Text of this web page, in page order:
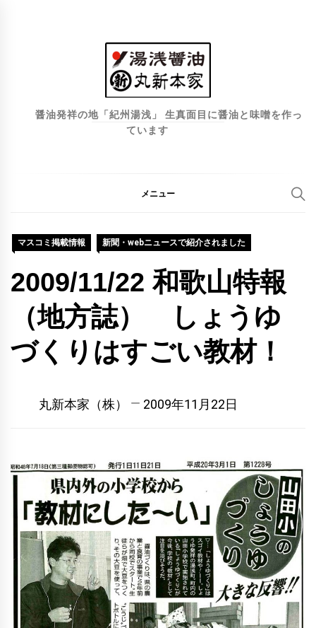
醤油発祥の地「紀州湯浅」 生真面目に醤油と味噌を作っ
ています
メニュー
マスコミ掲載情報 新聞・webニュースで紹介されました
2009/11/22 和歌山特報
（地方誌） しょうゆ
づくりはすごい教材！
丸新本家（株） 2009年11月22日